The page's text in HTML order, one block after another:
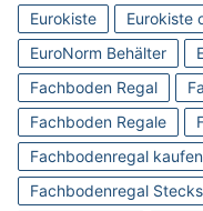
Eurokiste
Eurokiste
EuroNorm Behälter
Fachboden Regal
Fachboden Regale
Fachbodenregal kaufen
Fachbodenregal